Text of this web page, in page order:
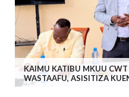
KAIMU KATIBU MKUU
WASTAAFU, ASISITIZA